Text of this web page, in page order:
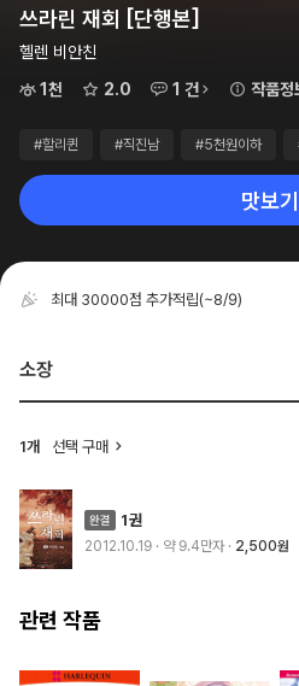
쓰라린 재회 [단행본]
헬렌 비안친
1천
2.0 1 건 작품정
#할리퀸 #직진남 #5천원이하
맛보기
최대 30000점 추가적립(~8/9)
소장
1개 선택 구매
1권
2012.10.19 · 약 9.4만자 2,500원
관련 작품